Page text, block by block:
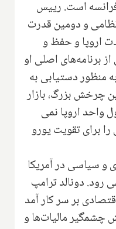
است. رییس
و دومین قدرت
اروپا و حفظ و
برنامه‌های اصلی او
منظور دستیابی به
چرخش بزرگ، بازار
واحد اروپا نمی
برای تقویت یورو
سیاسی در آمریکا
رود. دونالد ترامپ
بر سر کار آمد
چشمگیر مالیات‌ها و